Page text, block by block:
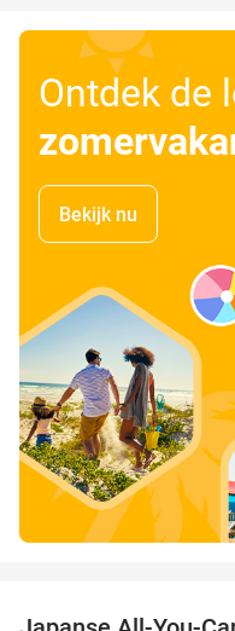
Ontdek de
Bekijk nu